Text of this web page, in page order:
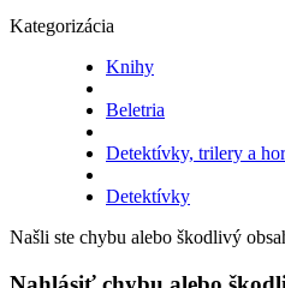
Kategorizácia
Knihy
Beletria
Detektívky, trilery a
Detektívky
Našli ste chybu alebo škodlivý